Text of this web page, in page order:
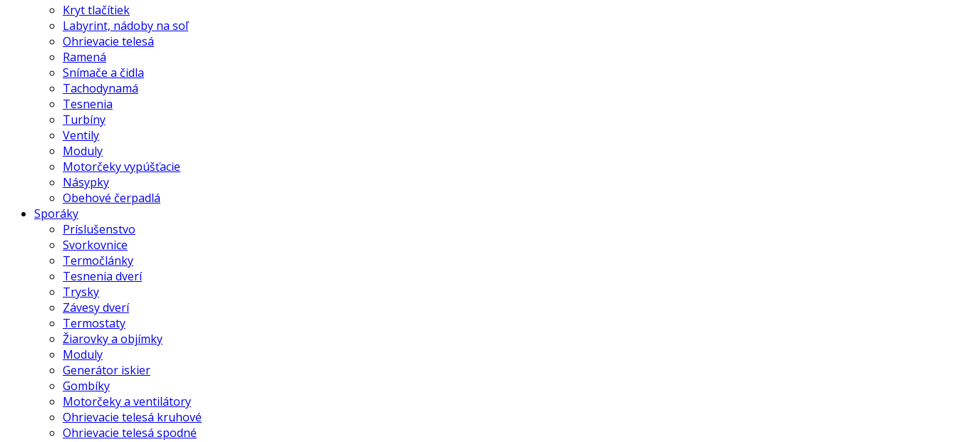
Kryt tlačítiek
Labyrint, nádoby na soľ
Ohrievacie telesá
Ramená
Snímače a čidla
Tachodynamá
Tesnenia
Turbíny
Ventily
Moduly
Motorčeky vypúšťacie
Násypky
Obehové čerpadlá
Sporáky
Príslušenstvo
Svorkovnice
Termočlánky
Tesnenia dverí
Trysky
Závesy dverí
Termostaty
Žiarovky a objímky
Moduly
Generátor iskier
Gombíky
Motorčeky a ventilátory
Ohrievacie telesá kruhové
Ohrievacie telesá spodné